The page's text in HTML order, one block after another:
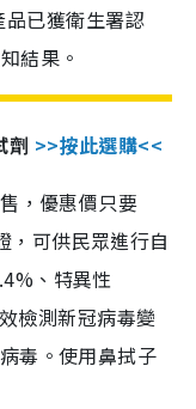
已獲衛生署認
結果。
劑 >>按此選購<<
，優惠價只要
，可供民眾進行自
、特異性
檢測新冠病毒變
毒。使用鼻拭子